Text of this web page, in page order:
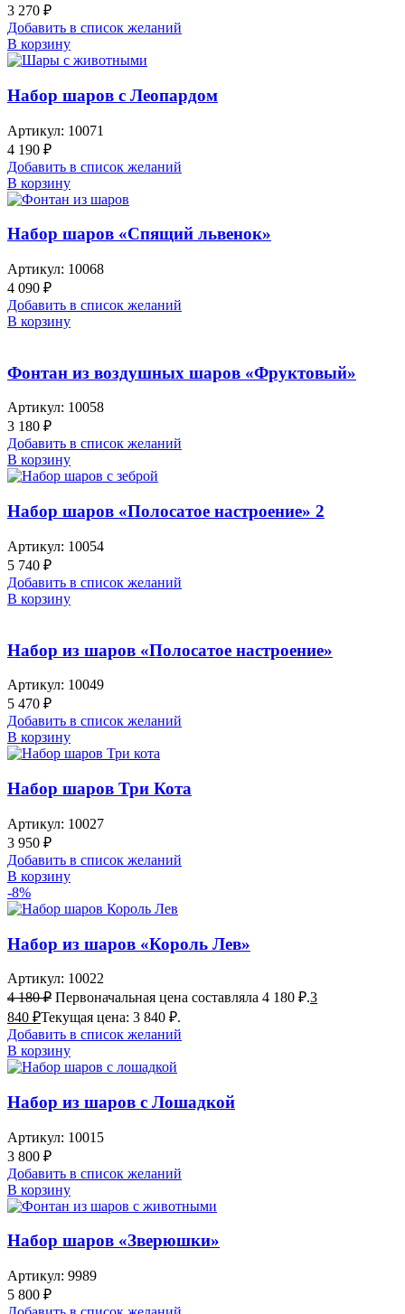
3 270 ₽
Добавить в список желаний
В корзину
Набор шаров с Леопардом
Артикул: 10071
4 190 ₽
Добавить в список желаний
В корзину
Набор шаров «Спящий львенок»
Артикул: 10068
4 090 ₽
Добавить в список желаний
В корзину
Фонтан из воздушных шаров «Фруктовый»
Артикул: 10058
3 180 ₽
Добавить в список желаний
В корзину
Набор шаров «Полосатое настроение» 2
Артикул: 10054
5 740 ₽
Добавить в список желаний
В корзину
Набор из шаров «Полосатое настроение»
Артикул: 10049
5 470 ₽
Добавить в список желаний
В корзину
Набор шаров Три Кота
Артикул: 10027
3 950 ₽
Добавить в список желаний
В корзину
-8%
Набор из шаров «Король Лев»
Артикул: 10022
4 180₽ Первоначальная цена составляла 4 180 ₽.3
840 ₽Текущая цена: 3 840 ₽.
Добавить в список желаний
В корзину
Набор из шаров с Лошадкой
Артикул: 10015
3 800 ₽
Добавить в список желаний
В корзину
Набор шаров «Зверюшки»
Артикул: 9989
5 800 ₽